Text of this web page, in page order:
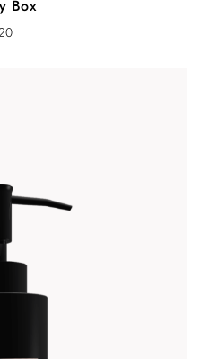
Box